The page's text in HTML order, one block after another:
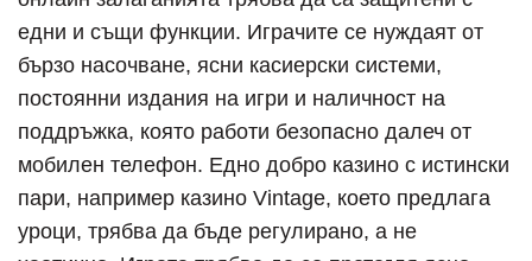
едни и същи функции. Играчите се нуждаят от
бързо насочване, ясни касиерски системи,
постоянни издания на игри и наличност на
поддръжка, която работи безопасно далеч от
мобилен телефон. Едно добро казино с истински
пари, например казино Vintage, което предлага
уроци, трябва да бъде регулирано, а не